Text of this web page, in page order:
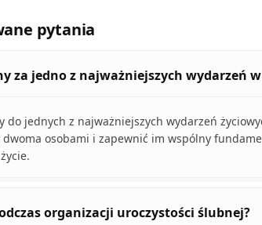
pytania
za jedno z najważniejszych wydarzeń
do jednych z najważniejszych wydarzeń
osobami i zapewnić im wspólny
organizacji uroczystości ślubnej?